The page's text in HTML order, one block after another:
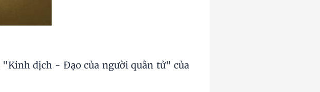
"Kinh dịch - Đạo của người quân tử" của